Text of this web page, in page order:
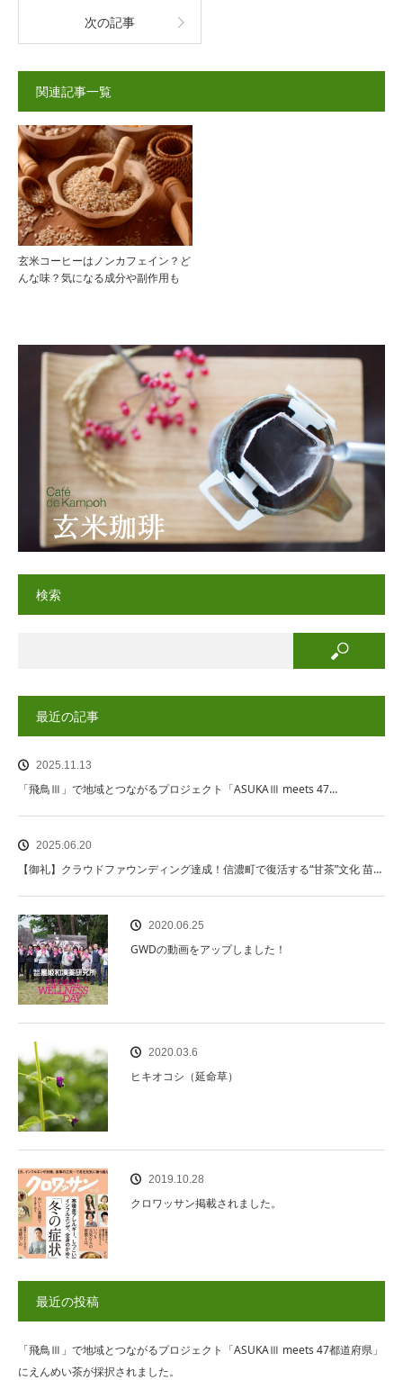
次の記事
関連記事一覧
玄米コーヒーはノンカフェイン？ど
んな味？気になる成分や副作用も
検索
最近の記事
2025.11.13
「飛鳥Ⅲ」で地域とつながるプロジェクト「ASUKAⅢ meets 47…
2025.06.20
【御礼】クラウドファウンディング達成！信濃町で復活する“甘茶”文化 苗…
2020.06.25
GWDの動画をアップしました！
2020.03.6
ヒキオコシ（延命草）
2019.10.28
クロワッサン掲載されました。
最近の投稿
「飛鳥Ⅲ」で地域とつながるプロジェクト「ASUKAⅢ meets 47都道府県」
にえんめい茶が採択されました。